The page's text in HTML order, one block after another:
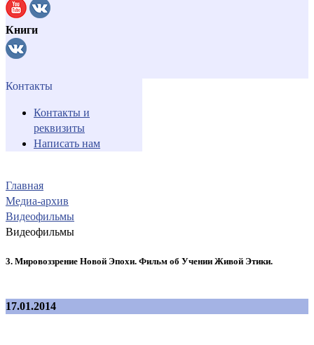
Книги
Контакты
Контакты и
реквизиты
Написать нам
Главная
Медиа-архив
Видеофильмы
Видеофильмы
3. Мировоззрение Новой Эпохи. Фильм об Учении Живой Этики.
17.01.2014